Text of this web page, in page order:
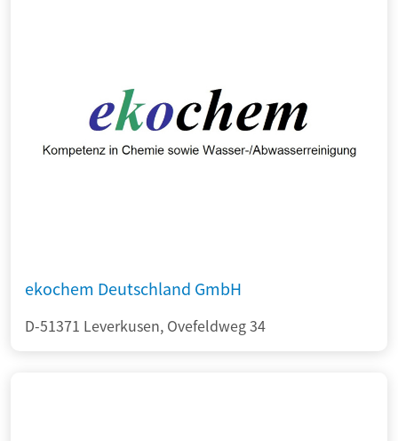
ekochem Deutschland GmbH
D-51371 Leverkusen, Ovefeldweg 34